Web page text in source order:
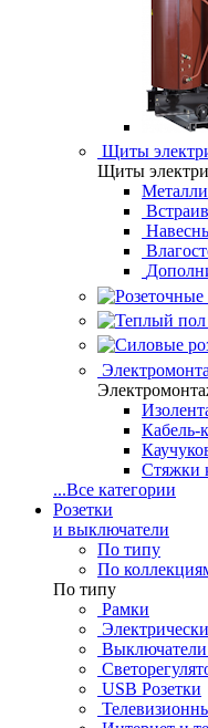
Щиты
Щиты
Кабель-
Стяжки
...Все категории
Розетки
и выключатели
По типу
По
По типу
Рамки
Выключатели
USB Розетки